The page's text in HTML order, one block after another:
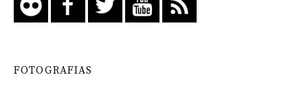
FOTOGRAFIAS